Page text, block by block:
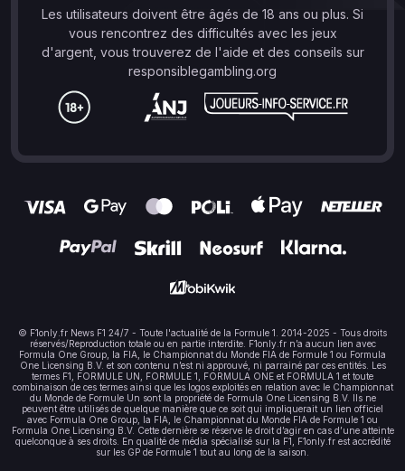
Les utilisateurs doivent être âgés de 18 ans ou plus. Si
vous rencontrez des difficultés avec les jeux
d'argent, vous trouverez de l'aide et des conseils sur
responsiblegambling.org
© F1only.fr News F1 24/7 - Toute l'actualité de la Formule 1. 2014-2025 - Tous droits
réservés/Reproduction totale ou en partie interdite. F1only.fr n’a aucun lien avec
Formula One Group, la FIA, le Championnat du Monde FIA de Formule 1 ou Formula
One Licensing B.V. et son contenu n’est ni approuvé, ni parrainé par ces entités. Les
termes F1, FORMULE UN, FORMULE 1, FORMULA ONE et FORMULA 1 et toute
combinaison de ces termes ainsi que les logos exploités en relation avec le Championnat
du Monde de Formule Un sont la propriété de Formula One Licensing B.V. Ils ne
peuvent être utilisés de quelque manière que ce soit qui impliquerait un lien officiel
avec Formula One Group, la FIA, le Championnat du Monde FIA de Formule 1 ou
Formula One Licensing B.V. Cette dernière se réserve le droit d’agir en cas d’une atteinte
quelconque à ses droits. En qualité de média spécialisé sur la F1, F1only.fr est accrédité
sur les GP de Formule 1 tout au long de la saison.